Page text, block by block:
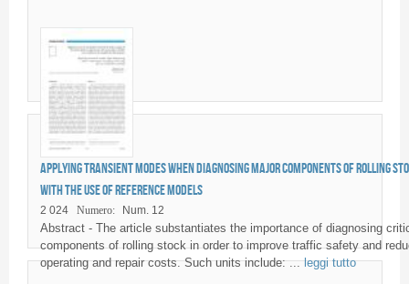
Applying transient modes when diagnosing major components of rolling
with the use of reference models
2 024 Numero: Num. 12
Abstract - The article substantiates the importance of diagnosing
components of rolling stock in order to improve traffic safety and
operating and repair costs. Such units include: ...leggi tutto